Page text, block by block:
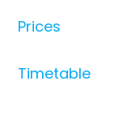
Prices
Timetable